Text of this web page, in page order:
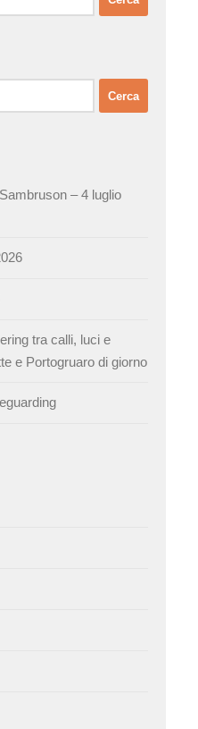
– 4 luglio
tra calli, luci e
e Portogruaro di giorno